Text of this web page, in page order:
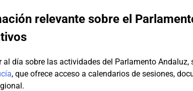
relevante sobre el
al día sobre las actividades del Parlamento Andaluz,
, que ofrece acceso a calendarios de sesiones,